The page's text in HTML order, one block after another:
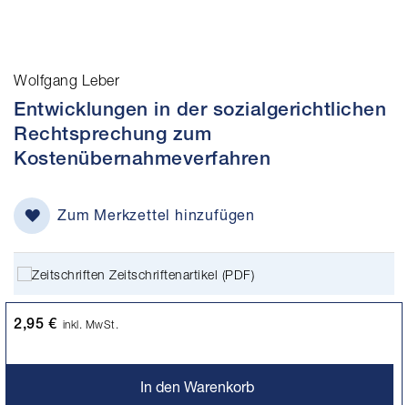
Wolfgang Leber
Entwicklungen in der sozialgerichtlichen
Rechtsprechung zum
Kostenübernahmeverfahren
Zum Merkzettel hinzufügen
Zeitschriftenartikel (PDF)
2,95 € inkl. MwSt.
In den Warenkorb